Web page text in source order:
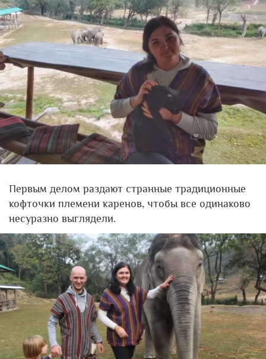
Первым делом раздают странные традиционные
кофточки племени каренов, чтобы все одинаково
несуразно выглядели.